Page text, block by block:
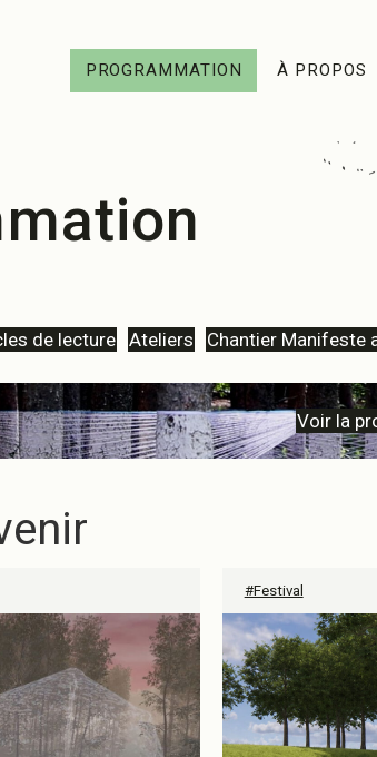
PROGRAMMATION À PROPOS
de lecture Ateliers Chantier Manifeste
Voir la
#Festival